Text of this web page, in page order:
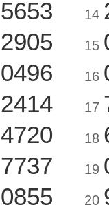
5653
2905
0496
2414
4720
7737
0855
14
15
16
17
18
19
20